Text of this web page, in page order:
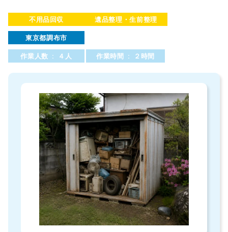
不用品回収
遺品整理・生前整理
東京都調布市
作業人数 : ４人
作業時間 : ２時間